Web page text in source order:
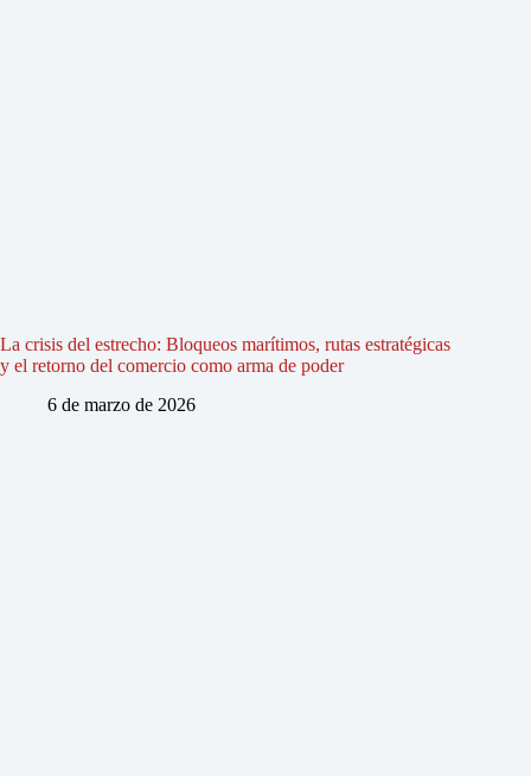
La crisis del estrecho: Bloqueos marítimos, rutas estratégicas
y el retorno del comercio como arma de poder
6 de marzo de 2026